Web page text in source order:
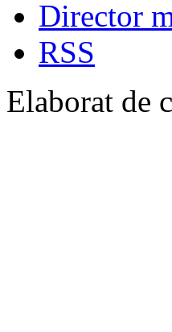
Director
RSS
Elaborat de